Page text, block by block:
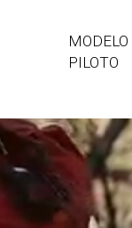
MODELO
PILOTO